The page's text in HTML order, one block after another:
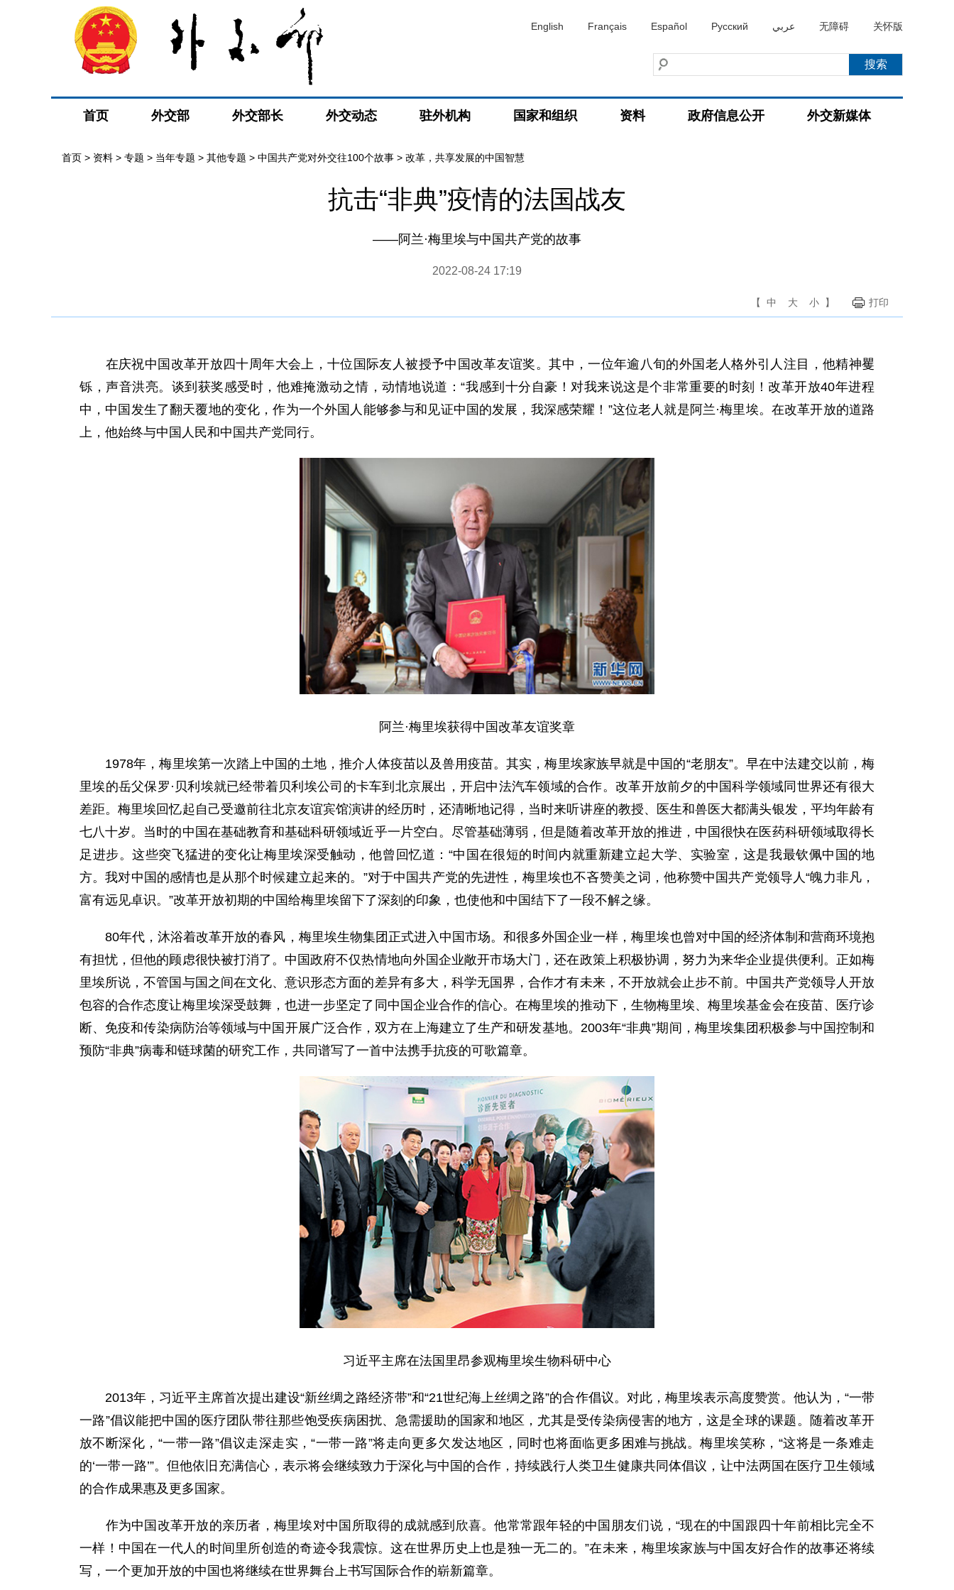
English Français Español Русский عربي 无障碍 关怀版
首页 外交部 外交部长 外交动态 驻外机构 国家和组织 资料 政府信息公开 外交新媒体
首页 > 资料 > 专题 > 当年专题 > 其他专题 > 中国共产党对外交往100个故事 > 改革，共享发展的中国智慧
抗击“非典”疫情的法国战友
——阿兰·梅里埃与中国共产党的故事
2022-08-24 17:19
【 中 大 小 】 打印
在庆祝中国改革开放四十周年大会上，十位国际友人被授予中国改革友谊奖。其中，一位年逾八旬的外国老人格外引人注目，他精神矍
铄，声音洪亮。谈到获奖感受时，他难掩激动之情，动情地说道：“我感到十分自豪！对我来说这是个非常重要的时刻！改革开放40年进程
中，中国发生了翻天覆地的变化，作为一个外国人能够参与和见证中国的发展，我深感荣耀！”这位老人就是阿兰·梅里埃。在改革开放的道路
上，他始终与中国人民和中国共产党同行。
阿兰·梅里埃获得中国改革友谊奖章
1978年，梅里埃第一次踏上中国的土地，推介人体疫苗以及兽用疫苗。其实，梅里埃家族早就是中国的“老朋友”。早在中法建交以前，梅
里埃的岳父保罗·贝利埃就已经带着贝利埃公司的卡车到北京展出，开启中法汽车领域的合作。改革开放前夕的中国科学领域同世界还有很大
差距。梅里埃回忆起自己受邀前往北京友谊宾馆演讲的经历时，还清晰地记得，当时来听讲座的教授、医生和兽医大都满头银发，平均年龄有
七八十岁。当时的中国在基础教育和基础科研领域近乎一片空白。尽管基础薄弱，但是随着改革开放的推进，中国很快在医药科研领域取得长
足进步。这些突飞猛进的变化让梅里埃深受触动，他曾回忆道：“中国在很短的时间内就重新建立起大学、实验室，这是我最钦佩中国的地
方。我对中国的感情也是从那个时候建立起来的。”对于中国共产党的先进性，梅里埃也不吝赞美之词，他称赞中国共产党领导人“魄力非凡，
富有远见卓识。”改革开放初期的中国给梅里埃留下了深刻的印象，也使他和中国结下了一段不解之缘。
80年代，沐浴着改革开放的春风，梅里埃生物集团正式进入中国市场。和很多外国企业一样，梅里埃也曾对中国的经济体制和营商环境抱
有担忧，但他的顾虑很快被打消了。中国政府不仅热情地向外国企业敞开市场大门，还在政策上积极协调，努力为来华企业提供便利。正如梅
里埃所说，不管国与国之间在文化、意识形态方面的差异有多大，科学无国界，合作才有未来，不开放就会止步不前。中国共产党领导人开放
包容的合作态度让梅里埃深受鼓舞，也进一步坚定了同中国企业合作的信心。在梅里埃的推动下，生物梅里埃、梅里埃基金会在疫苗、医疗诊
断、免疫和传染病防治等领域与中国开展广泛合作，双方在上海建立了生产和研发基地。2003年“非典”期间，梅里埃集团积极参与中国控制和
预防“非典”病毒和链球菌的研究工作，共同谱写了一首中法携手抗疫的可歌篇章。
习近平主席在法国里昂参观梅里埃生物科研中心
2013年，习近平主席首次提出建设“新丝绸之路经济带”和“21世纪海上丝绸之路”的合作倡议。对此，梅里埃表示高度赞赏。他认为，“一带
一路”倡议能把中国的医疗团队带往那些饱受疾病困扰、急需援助的国家和地区，尤其是受传染病侵害的地方，这是全球的课题。随着改革开
放不断深化，“一带一路”倡议走深走实，“一带一路”将走向更多欠发达地区，同时也将面临更多困难与挑战。梅里埃笑称，“这将是一条难走
的‘一带一路’”。但他依旧充满信心，表示将会继续致力于深化与中国的合作，持续践行人类卫生健康共同体倡议，让中法两国在医疗卫生领域
的合作成果惠及更多国家。
作为中国改革开放的亲历者，梅里埃对中国所取得的成就感到欣喜。他常常跟年轻的中国朋友们说，“现在的中国跟四十年前相比完全不
一样！中国在一代人的时间里所创造的奇迹令我震惊。这在世界历史上也是独一无二的。”在未来，梅里埃家族与中国友好合作的故事还将续
写，一个更加开放的中国也将继续在世界舞台上书写国际合作的崭新篇章。